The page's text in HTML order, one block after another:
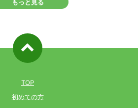
もっと見る
TOP
初めての方